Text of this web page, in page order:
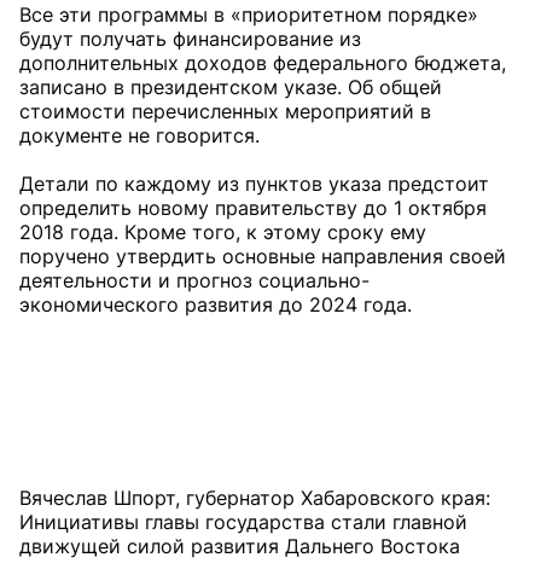
Все эти программы в «приоритетном порядке»
будут получать финансирование из
дополнительных доходов федерального бюджета,
записано в президентском указе. Об общей
стоимости перечисленных мероприятий в
документе не говорится.
Детали по каждому из пунктов указа предстоит
определить новому правительству до 1 октября
2018 года. Кроме того, к этому сроку ему
поручено утвердить основные направления своей
деятельности и прогноз социально-
экономического развития до 2024 года.
Вячеслав Шпорт, губернатор Хабаровского края:
Инициативы главы государства стали главной
движущей силой развития Дальнего Востока